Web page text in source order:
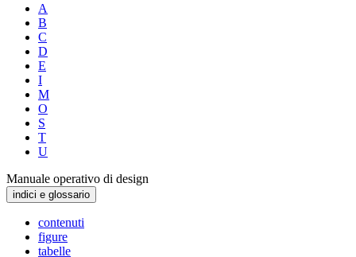
A
B
C
D
E
I
M
O
S
T
U
Manuale operativo di design
indici e glossario
contenuti
figure
tabelle